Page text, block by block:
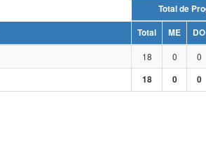
Total ME DO
18 0 0
18 0 0